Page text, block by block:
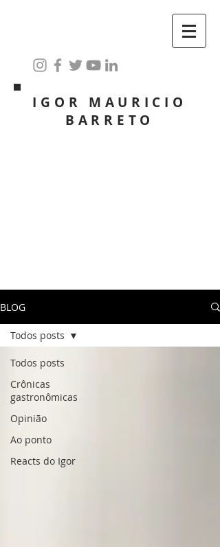
IGOR MAURICIO
BARRETO
BLOG
Todos posts
Crônicas
gastronômicas
Opinião
Ao ponto
Reacts do Igor
Todos posts